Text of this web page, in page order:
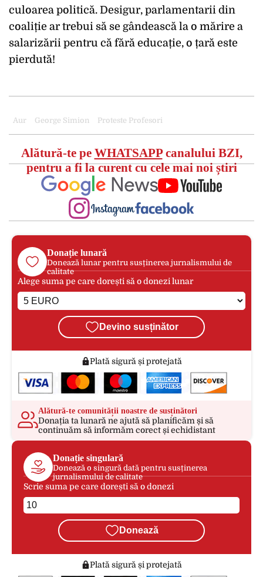
culoarea politică. Desigur, parlamentarii din
coaliție ar trebui să se gândească la o mărire a
salarizării pentru că fără educație, o țară este
pierdută!
Aur George Simion Proteste Profesori
Alătură-te pe WHATSAPPcanalului BZI,
pentru a fi la curent cu cele mai noi știri
Donație lunară
Donează lunar pentru susținerea jurnalismului de
calitate
Alege suma pe care dorești să o donezi lunar
Devino susținător
Plată sigură și protejată
Alătură-te comunității noastre de susținători
Donația ta lunară ne ajută să planificăm și să
continuăm să informăm corect și echidistant
Donație singulară
Donează o singură dată pentru susținerea
jurnalismului de calitate
Scrie suma pe care dorești să o donezi
Donează
Plată sigură și protejată